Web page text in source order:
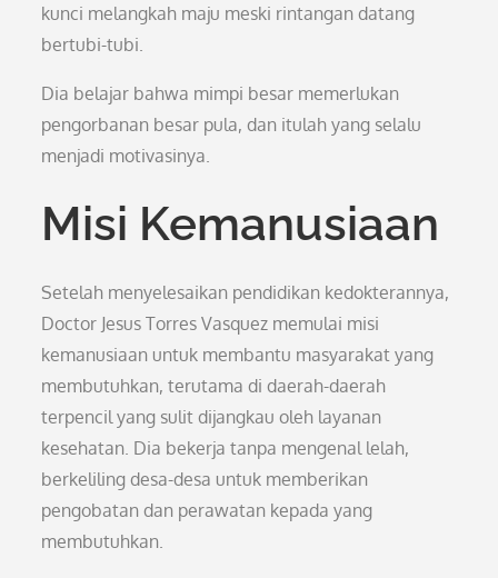
kunci melangkah maju meski rintangan datang
bertubi-tubi.
Dia belajar bahwa mimpi besar memerlukan
pengorbanan besar pula, dan itulah yang selalu
menjadi motivasinya.
Misi Kemanusiaan
Setelah menyelesaikan pendidikan kedokterannya,
Doctor Jesus Torres Vasquez memulai misi
kemanusiaan untuk membantu masyarakat yang
membutuhkan, terutama di daerah-daerah
terpencil yang sulit dijangkau oleh layanan
kesehatan. Dia bekerja tanpa mengenal lelah,
berkeliling desa-desa untuk memberikan
pengobatan dan perawatan kepada yang
membutuhkan.